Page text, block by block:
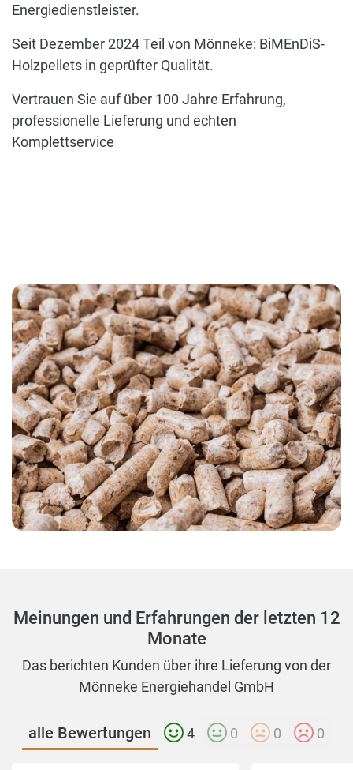
Energiedienstleister.
Seit Dezember 2024 Teil von Mönneke: BiMEnDiS-
Holzpellets in geprüfter Qualität.
Vertrauen Sie auf über 100 Jahre Erfahrung,
professionelle Lieferung und echten
Komplettservice
Meinungen und Erfahrungen der letzten 12
Monate
Das berichten Kunden über ihre Lieferung von der
Mönneke Energiehandel GmbH
alle Bewertungen 4 0 0 0